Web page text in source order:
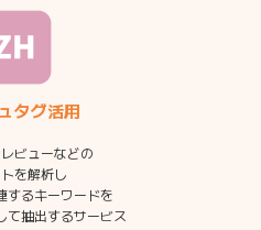
タグ活用
ビューなどの
を解析し
するキーワードを
て抽出するサービス